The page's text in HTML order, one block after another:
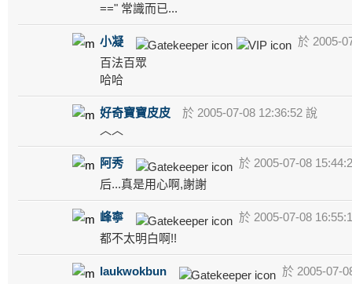
==" 常識而已...
小凝
於 2005-
百法百眾
哈哈
好奇寶寶皮皮
於 2005-07-08 12:36:52 說
︿︿
阿秀
於 2005-07-08
后...真是用心啊,謝謝
峰寧
於 2005-07-08
都不太明白啊!!
laukwokbun
於 2005-07-